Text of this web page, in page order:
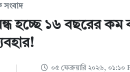
সংবাদ
হচ্ছে ১৬ বছরের কম
০৫ ফেব্রুয়ারি ২০২৬, ০১:১০